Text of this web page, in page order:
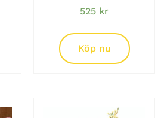
525 kr
Köp nu